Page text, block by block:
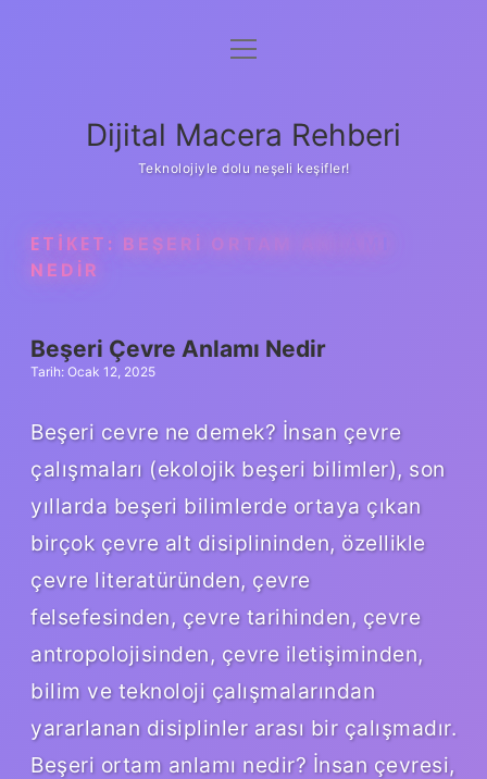
Anasayfa
Yasal Uyarı
menüyü
Dijital Macera Rehberi
Teknolojiyle dolu neşeli keşifler!
ETIKET: BEŞERI ORTAM ANLAMI
NEDIR
Beşeri Çevre Anlamı Nedir
Tarih: Ocak 12, 2025
Beşeri cevre ne demek? İnsan çevre
çalışmaları (ekolojik beşeri bilimler), son
yıllarda beşeri bilimlerde ortaya çıkan
birçok çevre alt disiplininden, özellikle
çevre literatüründen, çevre
felsefesinden, çevre tarihinden, çevre
antropolojisinden, çevre iletişiminden,
bilim ve teknoloji çalışmalarından
yararlanan disiplinler arası bir çalışmadır.
Beşeri ortam anlamı nedir? İnsan çevresi,